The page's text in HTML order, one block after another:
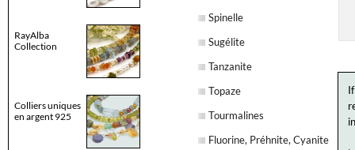
RayAlba
Collection
Colliers uniques
en argent 925
Spinelle
Sugélite
Tanzanite
Topaze
Tourmalines
Fluorine, Préhnite, Cyanite